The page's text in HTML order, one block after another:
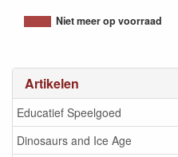
Artikelen
Educatief Speelgoed
Dinosaurs and Ice Age
Niet meer op voorraad